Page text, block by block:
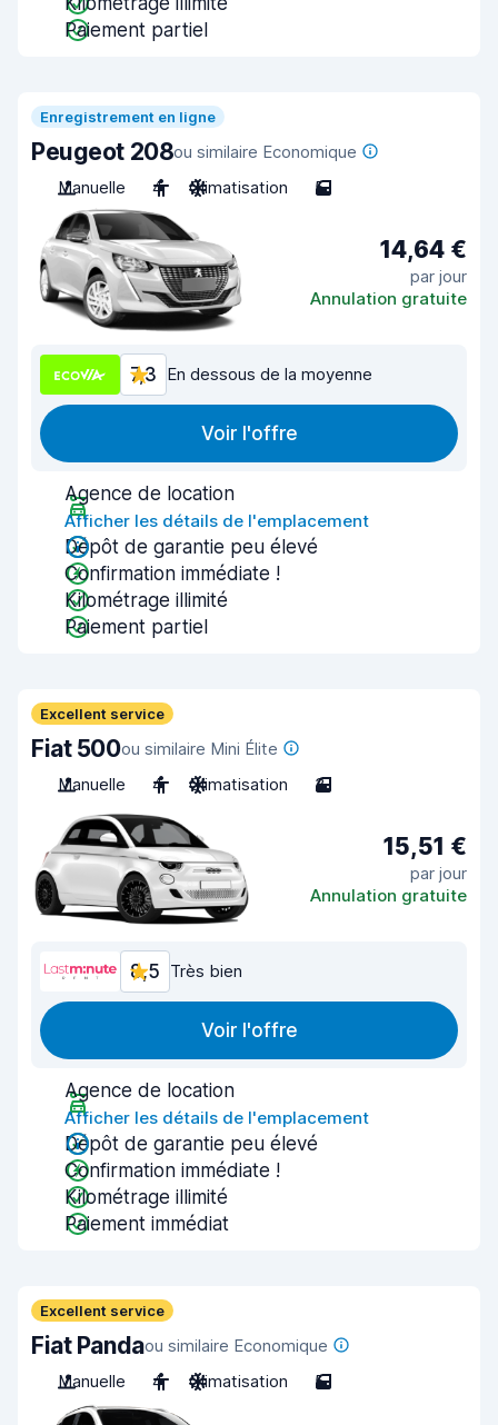
Paiement partiel
Enregistrement en ligne
Peugeot 208ou similaire Economique
Manuelle
4 Climatisation 5
14,64 €
par jour
Annulation gratuite
7,3 En dessous de la moyenne
Voir l'offre
Agence de location
Afficher les détails de l'emplacement
Dépôt de garantie peu élevé
Confirmation immédiate !
Kilométrage illimité
Paiement partiel
Excellent service
Fiat 500ou similaire Mini Élite
Manuelle
4 Climatisation 3
15,51 €
par jour
Annulation gratuite
8,5 Très bien
Voir l'offre
Agence de location
Afficher les détails de l'emplacement
Dépôt de garantie peu élevé
Confirmation immédiate !
Kilométrage illimité
Paiement immédiat
Excellent service
Fiat Pandaou similaire Economique
Manuelle
4 Climatisation 5